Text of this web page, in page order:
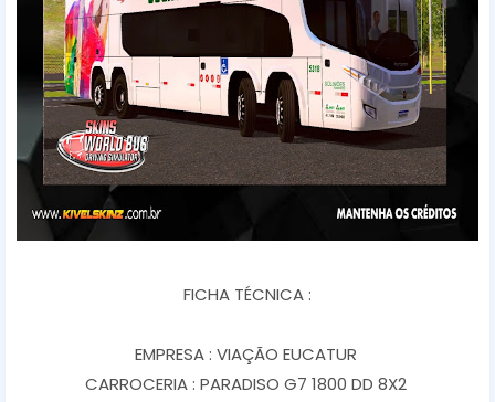
FICHA TÉCNICA :
EMPRESA : VIAÇÃO EUCATUR
CARROCERIA : PARADISO G7 1800 DD 8X2